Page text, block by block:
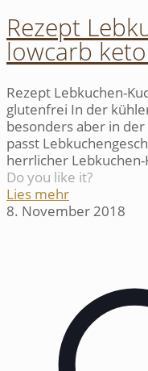
Rezept
lowcarb
Rezept Lebkuchen-
glutenfrei In der
besonders aber in
passt
herrlicher Lebkuchen-
Do you like it?
Lies mehr
8. November 2018